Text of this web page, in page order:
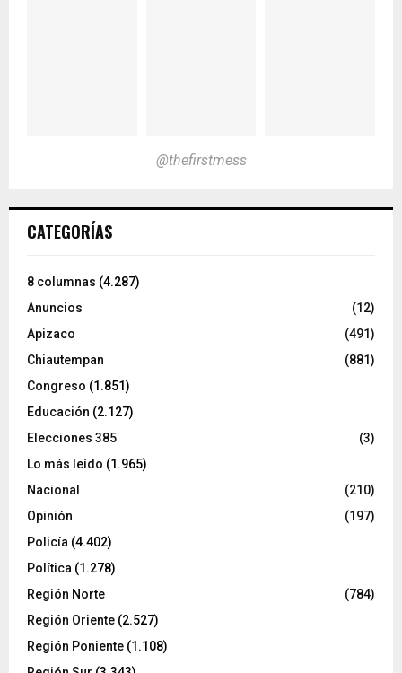
@thefirstmess
CATEGORÍAS
8 columnas (4.287)
Anuncios
(12)
Apizaco
(491)
Chiautempan
(881)
Congreso (1.851)
Educación (2.127)
Elecciones 385
(3)
Lo más leído (1.965)
Nacional
(210)
Opinión
(197)
Policía (4.402)
Política (1.278)
Región Norte
(784)
Región Oriente (2.527)
Región Poniente (1.108)